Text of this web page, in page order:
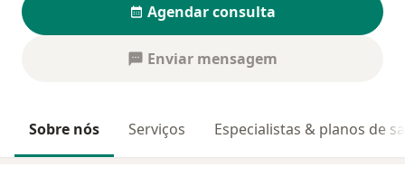
Agendar consulta
Enviar mensagem
Sobre nós Serviços Especialistas & planos de